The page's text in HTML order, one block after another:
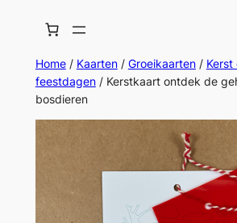
Home/ Kaarten/ Groeikaarten/ Kerst
feestdagen/ Kerstkaart ontdek de
bosdieren